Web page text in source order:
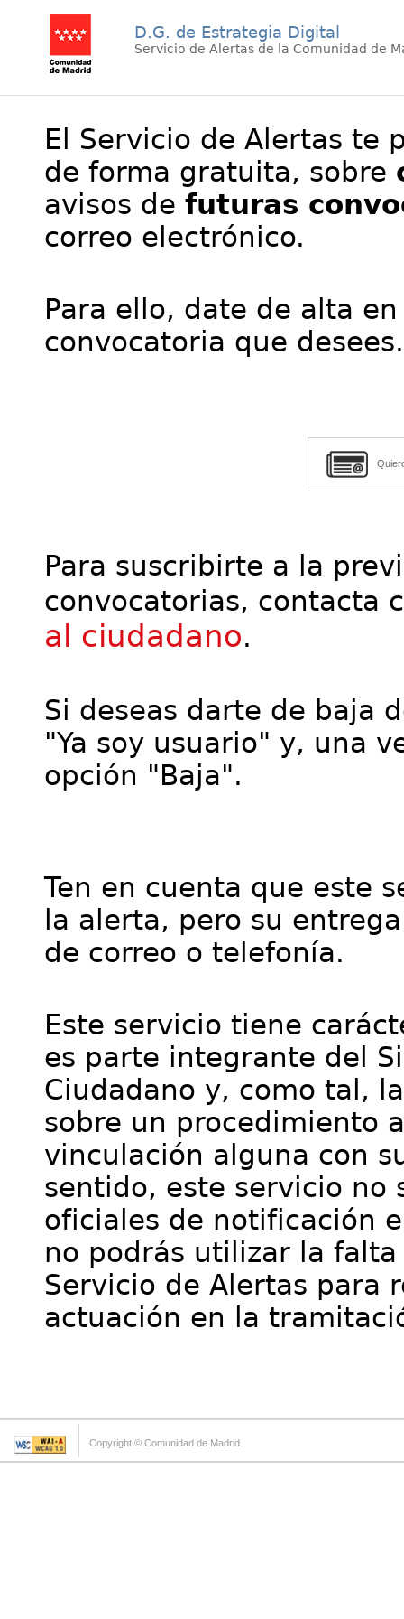
D.G. de Estrategia Digital
Servicio de Alertas de la Comunidad de
El Servicio de Alertas te
de forma gratuita, sobre
avisos de futuras
correo electrónico.
Para ello, date de alta
convocatoria que desees.
Para suscribirte a la
convocatorias, contacta
al ciudadano.
Si deseas darte de baja
"Ya soy usuario" y, una
opción "Baja".
Ten en cuenta que este
la alerta, pero su
de correo o telefonía.
Este servicio tiene
es parte integrante del
Ciudadano y, como tal,
sobre un procedimiento
vinculación alguna con
sentido, este servicio no
oficiales de notificación
no podrás utilizar la
Servicio de Alertas para
actuación en la
Copyright © Comunidad de Madrid.